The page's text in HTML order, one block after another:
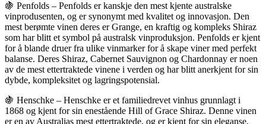
🍇 Penfolds – Penfolds er kanskje den mest kjente australske
vinprodusenten, og er synonymt med kvalitet og innovasjon. Den
mest berømte vinen deres er Grange, en kraftig og kompleks Shiraz
som har blitt et symbol på australsk vinproduksjon. Penfolds er kjent
for å blande druer fra ulike vinmarker for å skape viner med perfekt
balanse. Deres Shiraz, Cabernet Sauvignon og Chardonnay er noen
av de mest ettertraktede vinene i verden og har blitt anerkjent for sin
dybde, kompleksitet og lagringspotensial.
🍇 Henschke – Henschke er et familiedrevet vinhus grunnlagt i
1868 og kjent for sin enestående Hill of Grace Shiraz. Denne vinen
er en av Australias mest ettertraktede, og er kjent for sin eleganse,